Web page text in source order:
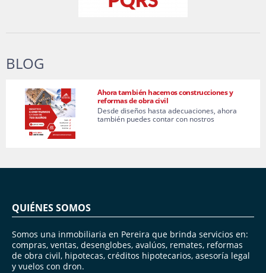
BLOG
Ahora también hacemos construcciones y
reformas de obra civil
Desde diseños hasta adecuaciones, ahora
también puedes contar con nostros
QUIÉNES SOMOS
Somos una inmobiliaria en Pereira que brinda servicios en:
compras, ventas, desenglobes, avalúos, remates, reformas
de obra civil, hipotecas, créditos hipotecarios, asesoría legal
y vuelos con dron.